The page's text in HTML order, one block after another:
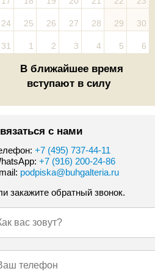
24 25 26 27 28 29 30
31 1 2 3 4 5 6
В ближайшее время
вступают в силу
с нами
+7 (495) 737-44-11
+7 (916) 200-24-86
podpiska@buhgalteria.ru
закажите обратный звонок.